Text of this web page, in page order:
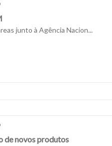
junto à Agência Nacion...
de novos produtos